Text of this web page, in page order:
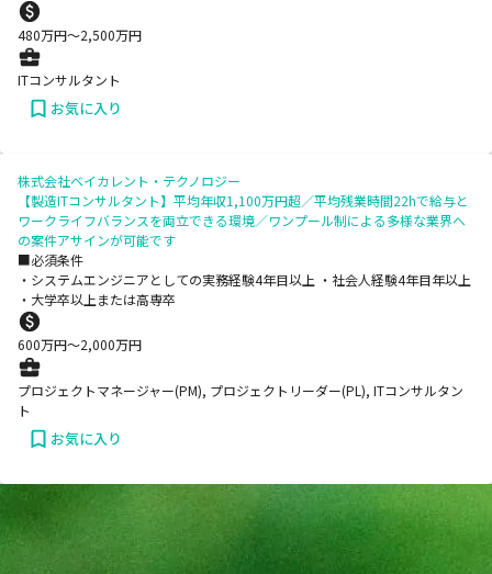
480万円〜2,500万円
ITコンサルタント
お気に入り
株式会社ベイカレント・テクノロジー
【製造ITコンサルタント】平均年収1,100万円超／平均残業時間22hで給与と
ワークライフバランスを両立できる環境／ワンプール制による多様な業界へ
の案件アサインが可能です
■必須条件
・システムエンジニアとしての実務経験4年目以上 ・社会人経験4年目年以上
・大学卒以上または高専卒
600万円〜2,000万円
プロジェクトマネージャー(PM), プロジェクトリーダー(PL), ITコンサルタン
ト
お気に入り